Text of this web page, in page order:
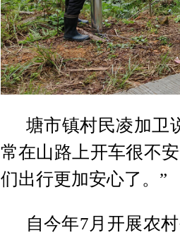
塘市镇村民凌加卫
常在山路上开车很不
们出行更加安心了。”
自今年7月开展农